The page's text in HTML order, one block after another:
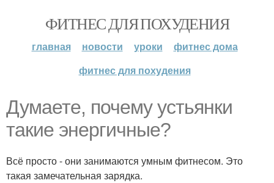
ФИТНЕС ДЛЯ ПОХУДЕНИЯ
главная новости уроки
фитнес дома
фитнес для похудения
Думаете, почему устьянки
такие энергичные?
Всё просто - они занимаются умным фитнесом. Это
такая замечательная зарядка.